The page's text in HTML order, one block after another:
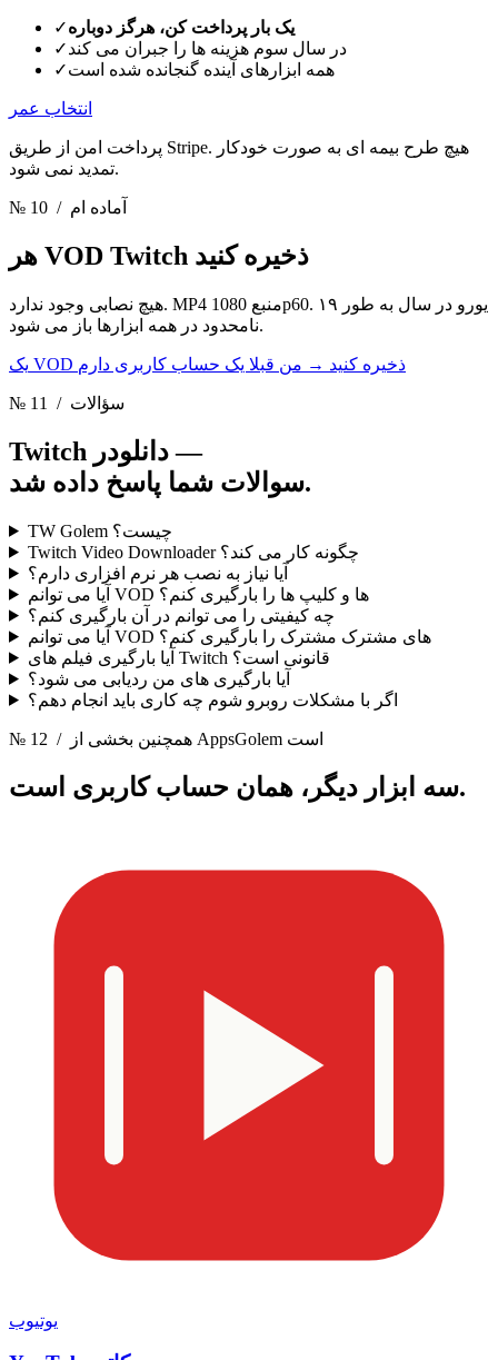
✓یک بار پرداخت کن، هرگز دوباره
✓در سال سوم هزینه ها را جبران می کند
✓همه ابزارهای آینده گنجانده شده است
انتخاب عمر
پرداخت امن از طریق Stripe. هیچ طرح بیمه ای به صورت خودکار
تمدید نمی شود.
№ 10 / آماده ام
هر VOD Twitch ذخیره کنید
هیچ نصابی وجود ندارد. MP4 منبع 1080p60. ۱۹ یورو در سال به طور
نامحدود در همه ابزارها باز می شود.
یک VOD ذخیره کنید → من قبلا یک حساب کاربری دارم
№ 11 / سؤالات
Twitch دانلودر —
سوالات شما پاسخ داده شد.
TW Golem چیست؟
Twitch Video Downloader چگونه کار می کند؟
آیا نیاز به نصب هر نرم افزاری دارم؟
آیا می توانم VOD ها و کلیپ ها را بارگیری کنم؟
چه کیفیتی را می توانم در آن بارگیری کنم؟
آیا می توانم VOD های مشترک مشترک را بارگیری کنم؟
آیا بارگیری فیلم های Twitch قانونی است؟
آیا بارگیری های من ردیابی می شود؟
اگر با مشکلات روبرو شوم چه کاری باید انجام دهم؟
№ 12 / همچنین بخشی از AppsGolem است
سه ابزار دیگر،همان حساب کاربری است.
یوتیوب